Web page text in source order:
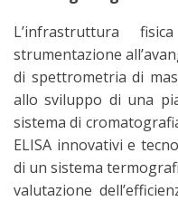
L’infrastruttura
strumentazione
di spettrometria di
allo sviluppo di una
sistema di
ELISA innovativi e
di un sistema
valutazione